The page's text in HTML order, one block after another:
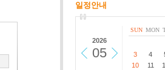
일정안내
2026
05
SUN MON
3 4
10
11